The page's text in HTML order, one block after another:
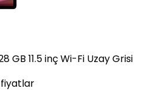
GB 11.5 inç Wi-Fi Uzay Grisi